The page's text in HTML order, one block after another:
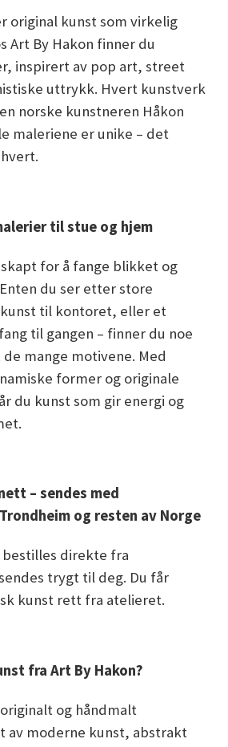
original kunst som virkelig
Art By Hakon finner du
inspirert av pop art, street
uttrykk. Hvert kunstverk
norske kunstneren Håkon
maleriene er unike – det
til stue og hjem
for å fange blikket og
du ser etter store
til kontoret, eller et
til gangen – finner du noe
mange motivene. Med
former og originale
du kunst som gir energi og
– sendes med
og resten av Norge
direkte fra
trygt til deg. Du får
kunst rett fra atelieret.
fra Art By Hakon?
og håndmalt
av moderne kunst, abstrakt